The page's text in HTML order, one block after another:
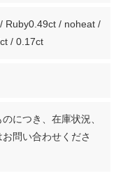
Ruby0.49ct / noheat /
/ 0.17ct
につき、在庫状況、
問い合わせくださ